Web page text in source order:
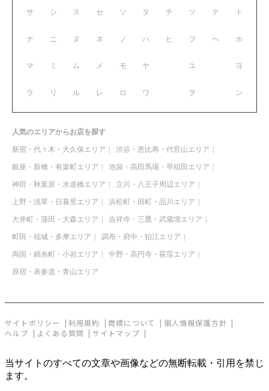
サ シ ス セ ソ
ナ ニ ヌ ネ ノ
マ ミ ム メ モ
ラ リ ル レ ロ
タ チ ツ テ ト
ハ ヒ フ ヘ ホ
ヤ ユ ヨ
ワ ヲ ン
人気のエリアからお店を探す
新宿・代々木・大久保エリア 渋谷・恵比寿・代官山エリア
銀座・新橋・有楽町エリア 池袋・高田馬場・早稲田エリア
神田・秋葉原・水道橋エリア 立川・八王子周辺エリア
上野・浅草・日暮里エリア 浜松町・田町・品川エリア
大井町・蒲田・大森エリア 吉祥寺・三鷹・武蔵境エリア
町田・稲城・多摩エリア 調布・府中・狛江エリア
両国・錦糸町・小岩エリア 中野・高円寺・荻窪エリア
原宿・表参道・青山エリア
サイトポリシー 利用規約 商標について
個人情報保護方針
ヘルプ
よくある質問 サイトマップ
当サイトのすべての文章や画像などの無断転載・引用を禁じ
ます。